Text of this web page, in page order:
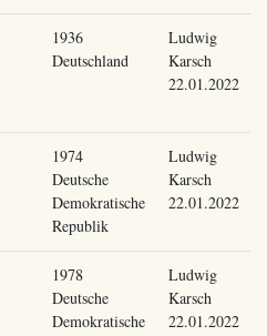
1936
Deutschland
Ludwig
Karsch
22.01.2022
1974
Deutsche
Demokratische
Republik
Ludwig
Karsch
22.01.2022
1978
Deutsche
Demokratische
Ludwig
Karsch
22.01.2022